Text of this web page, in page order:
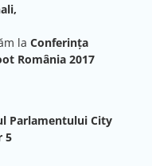
laConferința
România 2017
Parlamentului City
5